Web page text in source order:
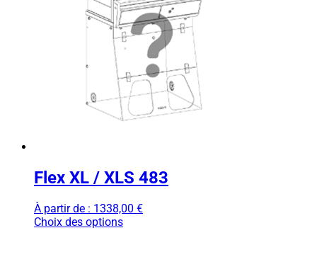
Flex XL / XLS 483
À partir de : 1338,00 €
Choix des options